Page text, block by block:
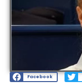
Facebook